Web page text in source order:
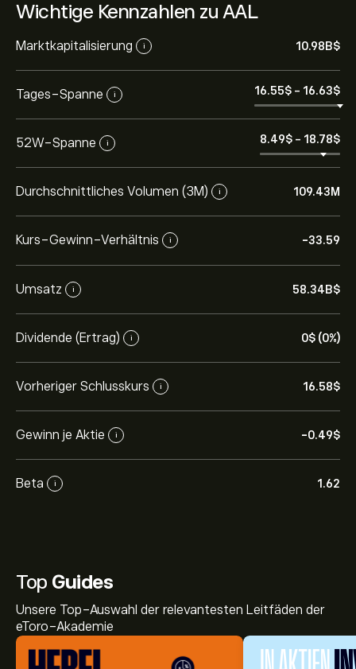
Wichtige Kennzahlen zu AAL
Marktkapitalisierung i 10.98B‎$‎
Tages-Spanne i 16.55‎$‎ - 16.63‎$‎
52W-Spanne i 8.49‎$‎ - 18.78‎$‎
Durchschnittliches Volumen (3M) i 109.43M
Kurs-Gewinn-Verhältnis i -33.59
Umsatz i 58.34B‎$‎
Dividende (Ertrag) i 0‎$‎ (0%)
Vorheriger Schlusskurs i 16.58‎$‎
Gewinn je Aktie i -0.49‎$‎
Beta i 1.62
Top Guides
Unsere Top-Auswahl der relevantesten Leitfäden der
eToro-Akademie